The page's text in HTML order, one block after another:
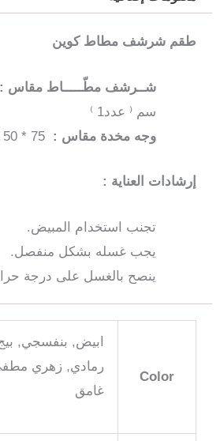
سم
طقم شرشف مطاط كوين
شــرشف مطّـــــاط مقاس :
سم ⁽ عدد1 ⁾
وجه مخدة مقاس :
إرشادات العناية :
تجنب استخدام المبيض.
يجب غسله بشكل منفصل.
ينصح بالغسل على درجة حرارة مياه
Color
ابيض, بنفسجي,
رمادي, زهري
غامق